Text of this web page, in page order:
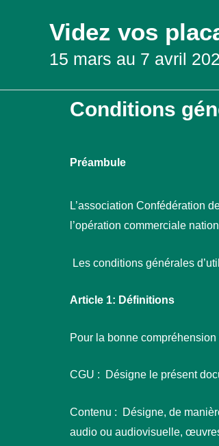
Videz vos
15 mars au 7 avril
Conditions
Préambule
L’association Confédération
l’opération commerciale
Les conditions générales
Article 1: Définitions
Pour la bonne
CGU : Désigne le présent
Contenu : Désigne, de
audio ou audiovisuelle,